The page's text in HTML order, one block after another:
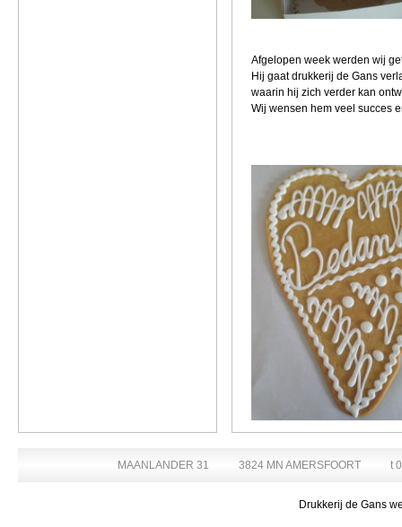
Afgelopen week werden wij
Hij gaat drukkerij de Gans
waarin hij zich verder kan
Wij wensen hem veel succes
MAANLANDER 31 3824 MN AMERSFOORT t
Drukkerij de Gans